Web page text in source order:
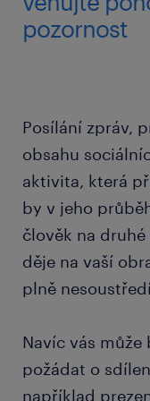
pozornost
Posílání zpráv,
obsahu
aktivita, která
by v jeho
člověk na
děje na vaší
plně
Navíc vás může
požádat o
například